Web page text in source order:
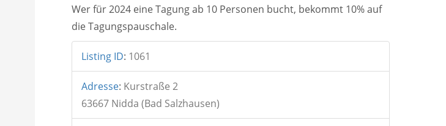
Wer für 2024 eine Tagung ab 10 Personen bucht, bekommt 10% auf
die Tagungspauschale.
Listing ID: 1061
Adresse: Kurstraße 2
63667 Nidda (Bad Salzhausen)